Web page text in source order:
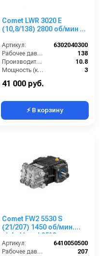
Comet LWR 3020 E
(10,8/138) 2800 об/мин 24
Артикул:
6302040300
Рабочее давление (бар):
138
Производительность (л/мин):
10.8
Мощность (кВт):
3
Обороты двигателя (об/мин):
41 000 руб.
⚡ В корзину
Comet FW2 5530 S
(21/207) 1450 об/мин.
nickel head 85°C вал
24мм
Артикул:
6410050500
Рабочее давление (бар):
207